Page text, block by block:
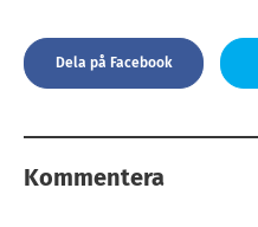
Dela på Facebook
Kommentera